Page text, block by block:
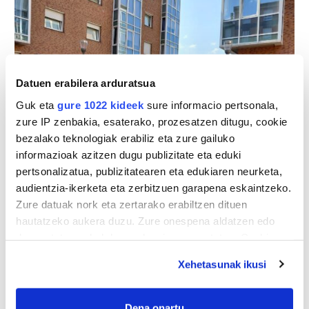
Datuen erabilera arduratsua
Guk eta gure 1022 kideek sure informacio pertsonala,
zure IP zenbakia, esaterako, prozesatzen ditugu, cookie
bezalako teknologiak erabiliz eta zure gailuko
informazioak azitzen dugu publizitate eta eduki
pertsonalizatua, publizitatearen eta edukiaren neurketa,
audientzia-ikerketa eta zerbitzuen garapena eskaintzeko.
Zure datuak nork eta zertarako erabiltzen dituen
hautatzeko aukera duzu. Zure onespena aldatzen edo
If you allow, we would also like to:
Collect information about your geographical
Xehetasunak ikusi